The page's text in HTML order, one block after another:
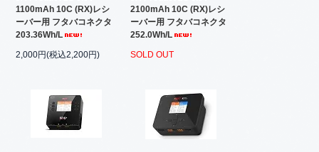
1100mAh 10C (RX)レシ
ーバー用 フタバコネクタ
203.36Wh/L
2,000円(税込2,200円)
2100mAh 10C (RX)レシ
ーバー用 フタバコネクタ
252.0Wh/L
SOLD OUT